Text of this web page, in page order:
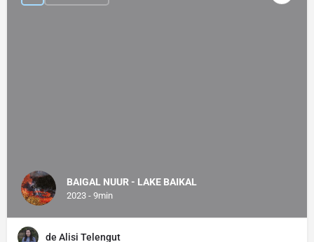
BAIGAL NUUR - LAKE BAIKAL
2023 - 9min
de Alisi Telengut